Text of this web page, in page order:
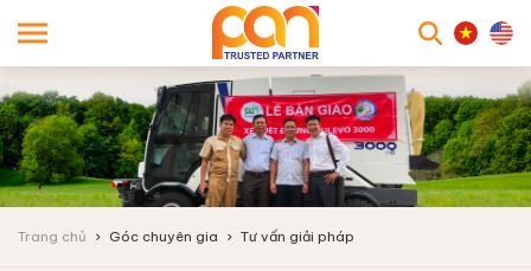
Trang chủ Góc chuyên gia Tư vấn giải pháp